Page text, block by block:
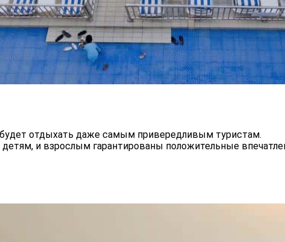
отдыхать даже самым привередливым туристам.
и взрослым гарантированы положительные